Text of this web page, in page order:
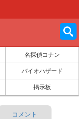
名探偵コナン
バイオハザード
掲示板
コメント